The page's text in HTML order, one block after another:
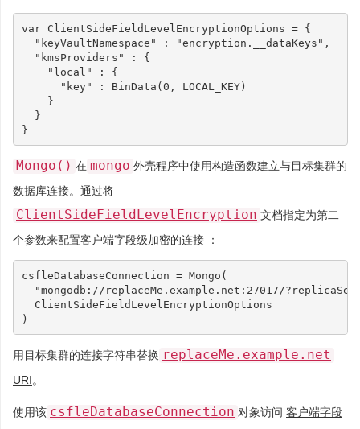
var ClientSideFieldLevelEncryptionOptions =
{
"keyVaultNamespace"
: "encryption.__dataKeys" ,
"kmsProviders"
:
{
"local"
:
{
"key"
: BinData (0 , LOCAL_KEY)
}
}
}
Mongo() 在 mongo 外壳程序中使用构造函数建立与目标集群的
数据库连接。通过将
ClientSideFieldLevelEncryption 文档指定为第二
个参数来配置客户端字段级加密的连接 ：
csfleDatabaseConnection = Mongo (
"mongodb://replaceMe.example.net:27017/
ClientSideFieldLevelEncryptionOptions
)
用目标集群的连接字符串替换 replaceMe.example.net
URI。
使用该 csfleDatabaseConnection 对象访问 客户端字段